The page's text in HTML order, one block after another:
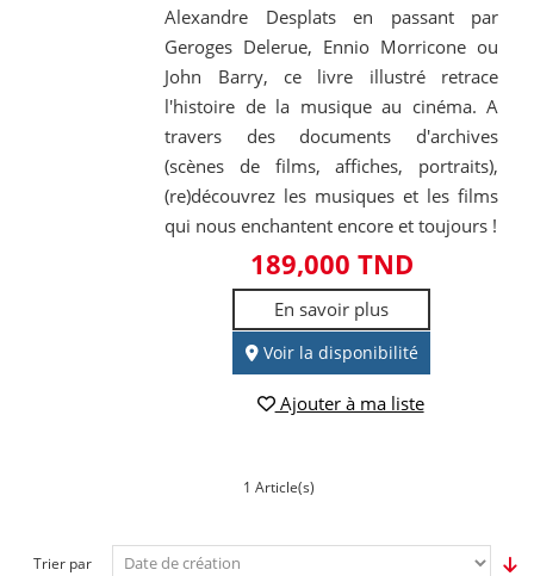
Alexandre Desplats en passant par
Geroges Delerue, Ennio Morricone ou
John Barry, ce livre illustré retrace
l'histoire de la musique au cinéma. A
travers des documents d'archives
(scènes de films, affiches, portraits),
(re)découvrez les musiques et les films
qui nous enchantent encore et toujours !
189,000 TND
En savoir plus
Voir la disponibilité
Ajouter à ma liste
1 Article(s)
Trier par